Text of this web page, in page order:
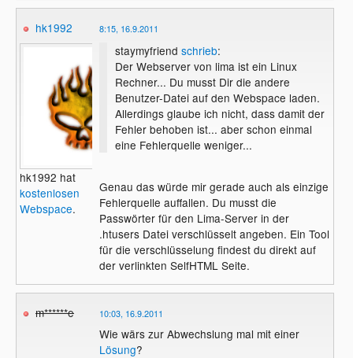
hk1992
hk1992 hat
kostenlosen
Webspace.
8:15, 16.9.2011
staymyfriend schrieb:
Der Webserver von lima ist ein Linux
Rechner... Du musst Dir die andere
Benutzer-Datei auf den Webspace laden.
Allerdings glaube ich nicht, dass damit der
Fehler behoben ist... aber schon einmal
eine Fehlerquelle weniger...
Genau das würde mir gerade auch als einzige
Fehlerquelle auffallen. Du musst die
Passwörter für den Lima-Server in der
.htusers Datei verschlüsselt angeben. Ein Tool
für die verschlüsselung findest du direkt auf
der verlinkten SelfHTML Seite.
m******e 10:03, 16.9.2011
Wie wärs zur Abwechslung mal mit einer
Lösung?